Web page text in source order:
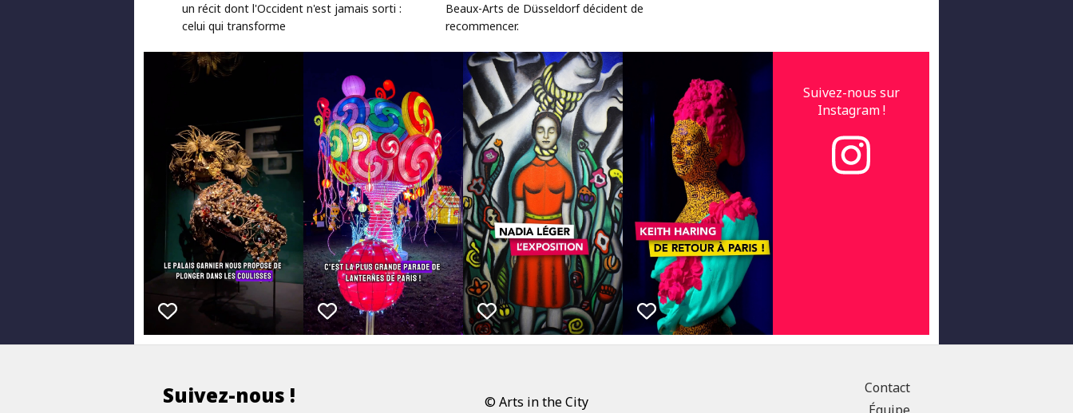
un récit dont l'Occident n'est jamais sorti :
celui qui transforme
Beaux-Arts de Düsseldorf décident de
recommencer.
Suivez-nous sur
Instagram !
Suivez-nous ! © Arts in the City
Contact